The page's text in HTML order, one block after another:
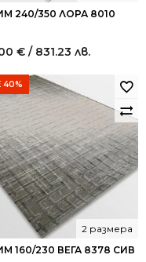
240/350 ЛОРА 8010
€ / 831.23 лв.
40%
160/230 ВЕГА 8378 СИВ
2 размера